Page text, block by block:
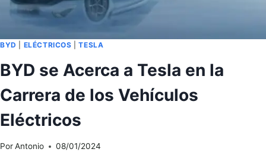
BYD ELÉCTRICOS |TESLA
BYD se Acerca a Tesla en la
Carrera de los Vehículos
Eléctricos
PorAntonio 08/01/2024